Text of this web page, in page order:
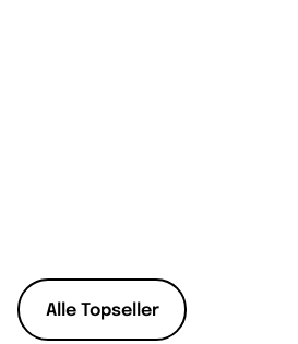
Alle Topseller